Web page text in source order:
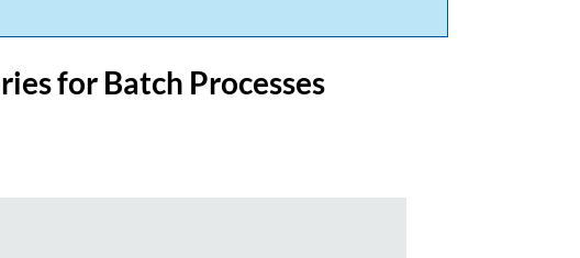
for Batch Processes